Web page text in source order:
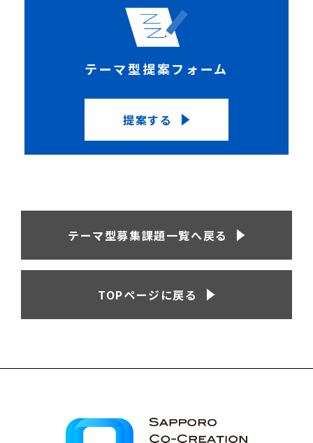
テーマ型提案フォーム
提案する
テーマ型募集課題一覧へ戻る
TOPページに戻る